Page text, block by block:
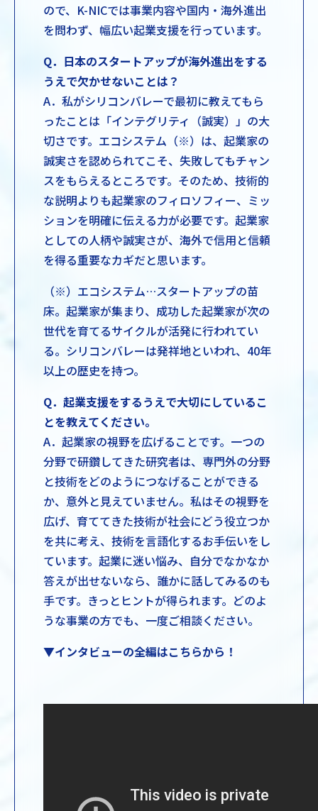
ので、K-NICでは事業内容や国内・海外進出
を問わず、幅広い起業支援を行っています。
Q．日本のスタートアップが海外進出をする
うえで欠かせないことは？
A．私がシリコンバレーで最初に教えてもら
ったことは「インテグリティ（誠実）」の大
切さです。エコシステム（※）は、起業家の
誠実さを認められてこそ、失敗してもチャン
スをもらえるところです。そのため、技術的
な説明よりも起業家のフィロソフィー、ミッ
ションを明確に伝える力が必要です。起業家
としての人柄や誠実さが、海外で信用と信頼
を得る重要なカギだと思います。
（※）エコシステム…スタートアップの苗
床。起業家が集まり、成功した起業家が次の
世代を育てるサイクルが活発に行われてい
る。シリコンバレーは発祥地といわれ、40年
以上の歴史を持つ。
Q．起業支援をするうえで大切にしているこ
とを教えてください。
A．起業家の視野を広げることです。一つの
分野で研鑽してきた研究者は、専門外の分野
と技術をどのようにつなげることができる
か、意外と見えていません。私はその視野を
広げ、育ててきた技術が社会にどう役立つか
を共に考え、技術を言語化するお手伝いをし
ています。起業に迷い悩み、自分でなかなか
答えが出せないなら、誰かに話してみるのも
手です。きっとヒントが得られます。どのよ
うな事業の方でも、一度ご相談ください。
▼インタビューの全編はこちらから！